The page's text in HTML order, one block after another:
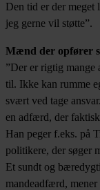
Den tid er der meget
jeg gerne vil støtte”.
Mænd der opfører
”Der er rigtig mange
til. Ikke kan rumme
svært ved tage
en adfærd, der
Han peger f.eks. på
politikere, der søger
Et sundt og
mandeadfærd,